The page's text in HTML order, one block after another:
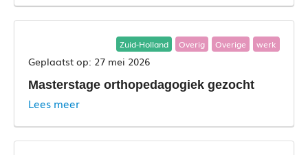
Zuid-Holland Overig Overige werk
27 mei 2026
Masterstage orthopedagogiek gezocht
Lees meer